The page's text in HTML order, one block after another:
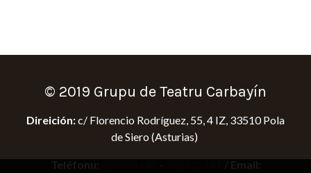
© 2019 Grupu de Teatru Carbayín
Direición:c/ Florencio Rodríguez, 55, 4 IZ, 33510 Pola
de Siero (Asturias)